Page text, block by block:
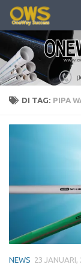
Skip to content
DI TAG: PIPA
NEWS 23 JANUARI,